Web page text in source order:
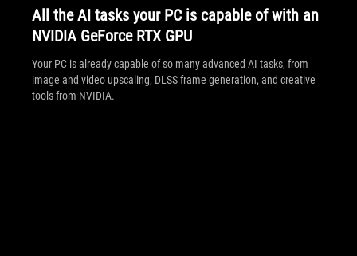
All the AI tasks your PC is capable of with an
NVIDIA GeForce RTX GPU
Your PC is already capable of so many advanced AI tasks, from
image and video upscaling, DLSS frame generation, and creative
tools from NVIDIA.